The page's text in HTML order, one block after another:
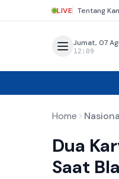
LIVE Tentang
Jumat, 07
12:09
Home
Dua
Saat